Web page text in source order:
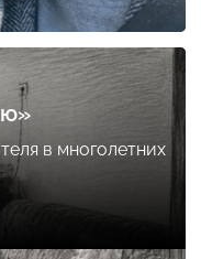
в многолетних